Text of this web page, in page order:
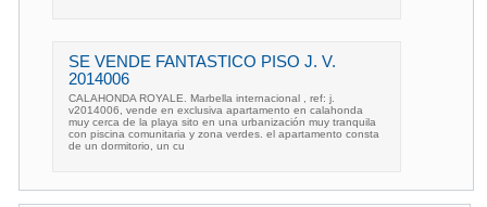
SE VENDE FANTASTICO PISO J. V.
2014006
CALAHONDA ROYALE. Marbella internacional , ref: j.
v2014006, vende en exclusiva apartamento en calahonda
muy cerca de la playa sito en una urbanización muy tranquila
con piscina comunitaria y zona verdes. el apartamento consta
de un dormitorio, un cu